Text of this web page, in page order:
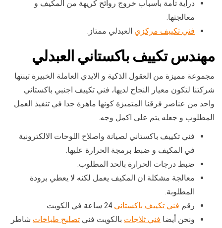
دراية تامة بأسباب خروج روائح كريهة من المكيف و
معالجتها.
فني تكييف مركزي العبدلي ممتاز.
مهندس تكييف باكستاني العبدلي
مجموعة مميزة من العقول الذكية و الايدي العاملة الخبيرة تبنتها
شركتنا لتكون معيار النجاح لديها، فني تكييف اجنبي باكستاني
واحد من عناصر فرقنا المتميزة كونها ماهرة جدا في تنفيذ العمل
المطلوب و جعله يتم على اكمل وجه.
فني تكييف باكستاني لصيانة واصلاح اللوحات الالكترونية
في المكيف و ضبط برمجة الحرارة عليها.
ضبط درجات الحرارة بالحد المطلوب.
معالجة مشكلة ان المكيف يعمل لكنه لا يعطي برودة
المطلوبة.
رقم فني تكييف باكستاني
ونحن أيضا فني ثلاجات بالكويت فني تصليح طباخات شاطر